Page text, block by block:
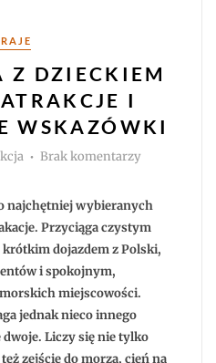
Z DZIECKIEM
I
WSKAZÓWKI
Brak komentarzydo
—
plaże,
atrakcje
praktyczne
najchętniej wybieranych
Przyciąga czystym
dojazdem z Polski,
i spokojnym,
miejscowości.
jednak nieco innego
Liczy się nie tylko
zejście do morza, cień na